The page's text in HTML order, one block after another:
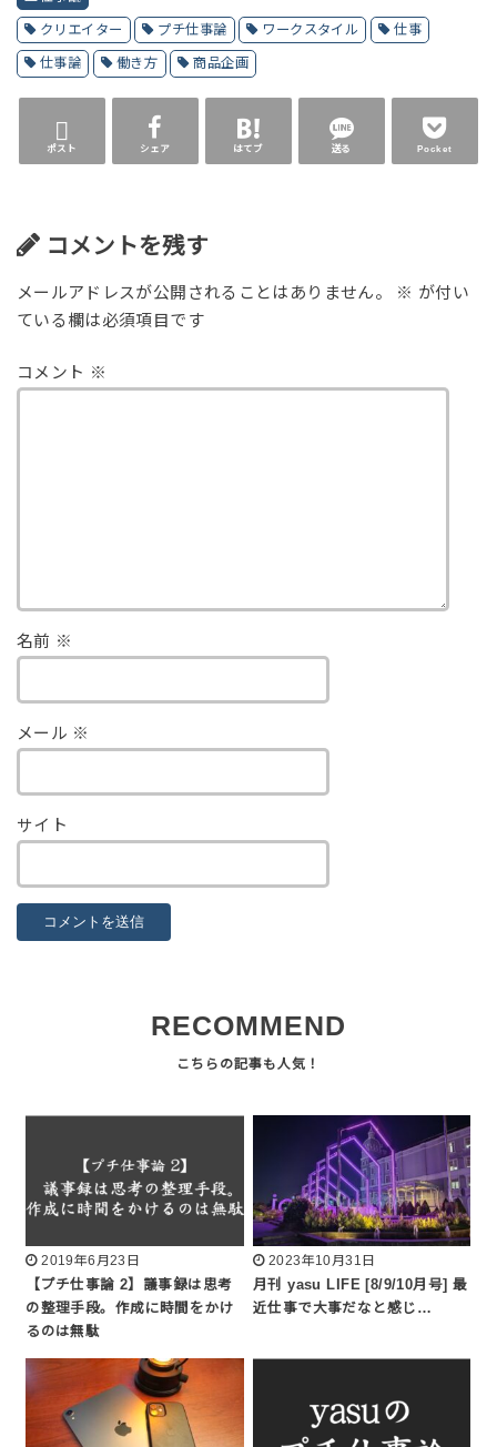
クリエイター プチ仕事論 ワークスタイル 仕事
仕事論 働き方 商品企画
ポスト シェア はてブ 送る Pocket
コメントを残す
メールアドレスが公開されることはありません。 ※ が付い
ている欄は必須項目です
コメント ※
名前 ※
メール ※
サイト
RECOMMEND
2019年6月23日
【プチ仕事論 2】議事録は思考
の整理手段。作成に時間をかけ
るのは無駄
2023年10月31日
月刊 yasu LIFE [8/9/10月号] 最
近仕事で大事だなと感じ…